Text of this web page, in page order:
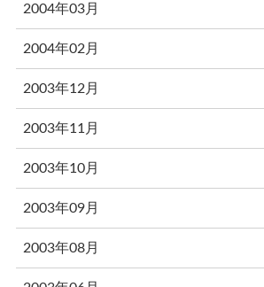
2004年03月
2004年02月
2003年12月
2003年11月
2003年10月
2003年09月
2003年08月